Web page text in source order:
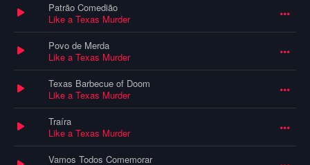
Patrão Comedião
Like a Texas Murder
Povo de Merda
Like a Texas Murder
Texas Barbecue of Doom
Like a Texas Murder
Traíra
Like a Texas Murder
Vamos Todos Comemorar